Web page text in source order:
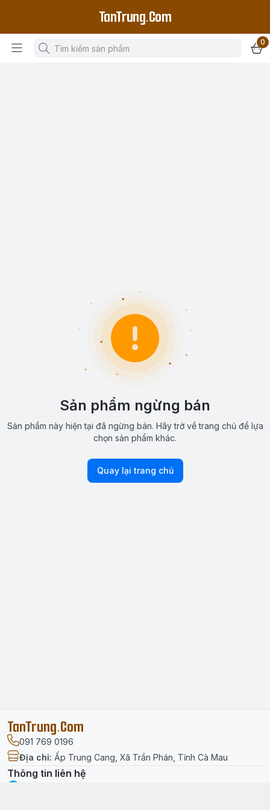
TanTrung.Com
0
Sản phẩm ngừng bán
Sản phẩm này hiện tại đã ngừng bán. Hãy trở về trang chủ để lựa
chọn sản phẩm khác.
Quay lại trang chủ
TanTrung.Com
091 769 0196
Địa chỉ: Ấp Trung Cang, Xã Trần Phán, Tỉnh Cà Mau
Thông tin liên hệ